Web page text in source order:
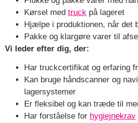
Kørsel med truck på lageret
Hjælpe i produktionen, når det
Pakke og klargøre varer til
Vi leder efter dig, der:
Har truckcertifikat og erfaring
Kan bruge håndscanner og
lagersystemer
Er fleksibel og kan træde til
Har forståelse for hygiejnekrav